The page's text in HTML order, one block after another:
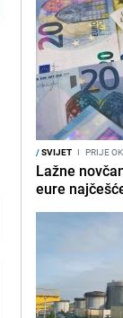
/SVIJET I PRIJE
Lažne
eure